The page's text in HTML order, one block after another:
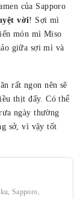
của Sapporo
vời! Sợi mì
món mì Miso
giữa sợi mì và
rất ngon nên sẽ
thịt đấy. Có thể
ngày thường
sở, vì vậy tốt
Sapporo,